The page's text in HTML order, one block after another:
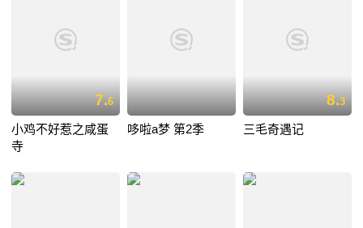
7.6
小鸡不好惹之咸蛋
寺
哆啦a梦 第2季
8.3
三毛奇遇记